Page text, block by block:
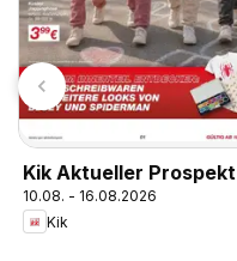
Kik Aktueller Prospekt
10.08. - 16.08.2026
Kik